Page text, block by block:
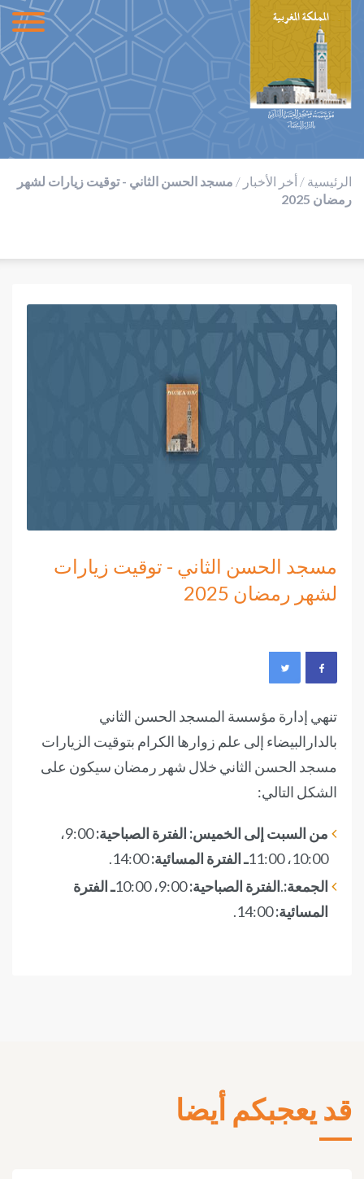
الرئيسية / أخر الأخبار / مسجد الحسن الثاني - توقيت زيارات لشهر
رمضان 2025
مسجد الحسن الثاني - توقيت زيارات
لشهر رمضان 2025
تنهي إدارة مؤسسة المسجد الحسن الثاني
بالدارالبيضاء إلى علم زوارها الكرام بتوقيت الزيارات
مسجد الحسن الثاني خلال شهر رمضان سيكون على
الشكل التالي:
من السبت إلى الخميس: الفترة الصباحية:
9:00،
10:00، 11:00
ـ الفترة المسائية:14:00.
الجمعة:.الفترة الصباحية:9:00، 10:00
ـ الفترة
المسائية:14:00.
قد يعجبكم أيضا